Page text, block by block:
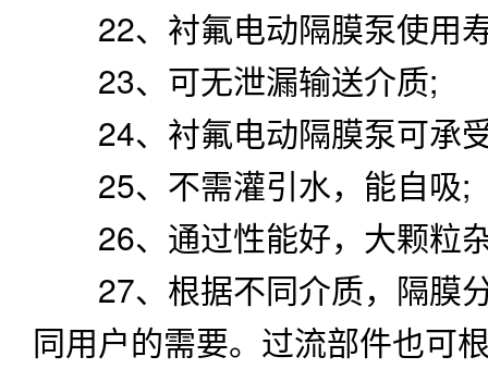
22、衬氟电动隔膜泵使用
23、可无泄漏输送介质;
24、衬氟电动隔膜泵可承
25、不需灌引水，能自吸;
26、通过性能好，大颗粒
27、根据不同介质，隔膜分
同用户的需要。过流部件也可